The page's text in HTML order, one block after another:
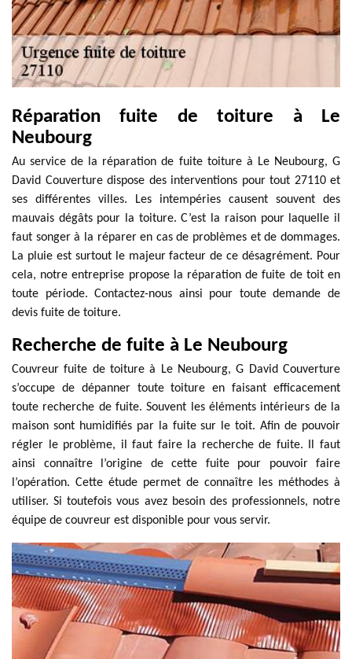
Réparation fuite de toiture à Le
Neubourg
Au service de la réparation de fuite toiture à Le Neubourg, G
David Couverture dispose des interventions pour tout 27110 et
ses différentes villes. Les intempéries causent souvent des
mauvais dégâts pour la toiture. C’est la raison pour laquelle il
faut songer à la réparer en cas de problèmes et de dommages.
La pluie est surtout le majeur facteur de ce désagrément. Pour
cela, notre entreprise propose la réparation de fuite de toit en
toute période. Contactez-nous ainsi pour toute demande de
devis fuite de toiture.
Recherche de fuite à Le Neubourg
Couvreur fuite de toiture à Le Neubourg, G David Couverture
s’occupe de dépanner toute toiture en faisant efficacement
toute recherche de fuite. Souvent les éléments intérieurs de la
maison sont humidifiés par la fuite sur le toit. Afin de pouvoir
régler le problème, il faut faire la recherche de fuite. Il faut
ainsi connaître l’origine de cette fuite pour pouvoir faire
l’opération. Cette étude permet de connaître les méthodes à
utiliser. Si toutefois vous avez besoin des professionnels, notre
équipe de couvreur est disponible pour vous servir.